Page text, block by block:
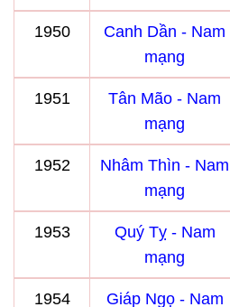
1950
Canh Dần - Nam
mạng
1951
Tân Mão - Nam
mạng
1952
Nhâm Thìn - Nam
mạng
1953
Quý Tỵ - Nam
mạng
1954
Giáp Ngọ - Nam